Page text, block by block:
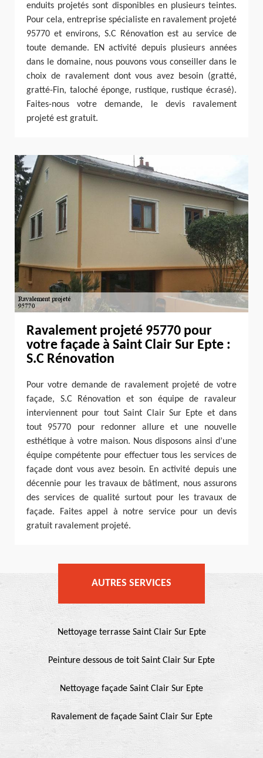
enduits projetés sont disponibles en plusieurs teintes.
Pour cela, entreprise spécialiste en ravalement projeté
95770 et environs, S.C Rénovation est au service de
toute demande. EN activité depuis plusieurs années
dans le domaine, nous pouvons vous conseiller dans le
choix de ravalement dont vous avez besoin (gratté,
gratté-Fin, taloché éponge, rustique, rustique écrasé).
Faites-nous votre demande, le devis ravalement
projeté est gratuit.
Ravalement projeté 95770 pour
votre façade à Saint Clair Sur Epte :
S.C Rénovation
Pour votre demande de ravalement projeté de votre
façade, S.C Rénovation et son équipe de ravaleur
interviennent pour tout Saint Clair Sur Epte et dans
tout 95770 pour redonner allure et une nouvelle
esthétique à votre maison. Nous disposons ainsi d’une
équipe compétente pour effectuer tous les services de
façade dont vous avez besoin. En activité depuis une
décennie pour les travaux de bâtiment, nous assurons
des services de qualité surtout pour les travaux de
façade. Faites appel à notre service pour un devis
gratuit ravalement projeté.
AUTRES SERVICES
Nettoyage terrasse Saint Clair Sur Epte
Peinture dessous de toit Saint Clair Sur Epte
Nettoyage façade Saint Clair Sur Epte
Ravalement de façade Saint Clair Sur Epte